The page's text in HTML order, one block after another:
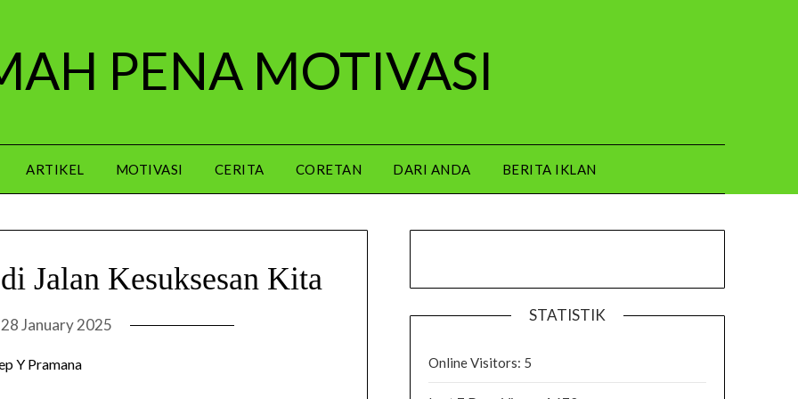
PENA MOTIVASI
ARTIKEL MOTIVASI CERITA CORETAN DARI ANDA BERITA IKLAN
Jalan Kesuksesan Kita
28 January 2025
Y Pramana
STATISTIK
Online Visitors: 5